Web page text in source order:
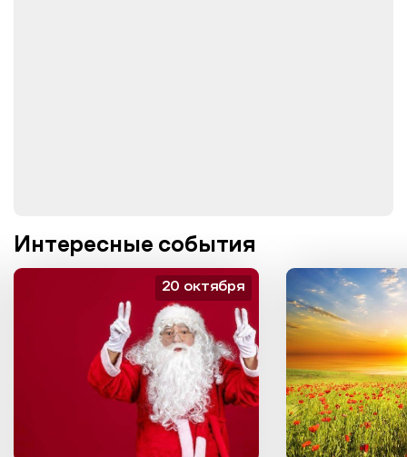
Интересные события
20 октября